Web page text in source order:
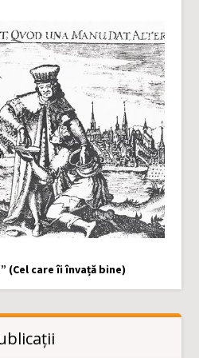
(Cel care îi învață bine)